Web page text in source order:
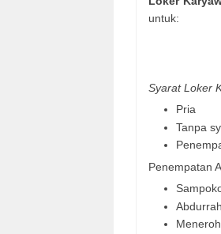
untuk:
Syarat Loker
Pria
Tanpa
Penempatan
Meneroh